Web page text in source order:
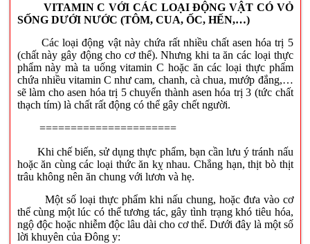
VITAMIN C VỚI CÁC LOẠI ĐỘNG VẬT CÓ VỎ
SỐNG DƯỚI NƯỚC (TÔM, CUA, ỐC, HẾN,…)
Các loại động vật này chứa rất nhiều chất asen hóa trị 5
(chất này gây động cho cơ thể). Nhưng khi ta ăn các loại thực
phẩm này mà ta uống vitamin C hoặc ăn các loại thực phẩm
chứa nhiều vitamin C như cam, chanh, cà chua, mướp đắng,…
sẽ làm cho asen hóa trị 5 chuyển thành asen hóa trị 3 (tức chất
thạch tím) là chất rất động có thể gây chết người.
======================
Khi chế biến, sử dụng thực phẩm, bạn cần lưu ý tránh nấu
hoặc ăn cùng các loại thức ăn kỵ nhau. Chẳng hạn, thịt bò thịt
trâu không nên ăn chung với lươn và hẹ.
Một số loại thực phẩm khi nấu chung, hoặc đưa vào cơ
thể cùng một lúc có thể tương tác, gây tình trạng khó tiêu hóa,
ngộ độc hoặc nhiễm độc lâu dài cho cơ thể. Dưới đây là một số
lời khuyên của Đông y: